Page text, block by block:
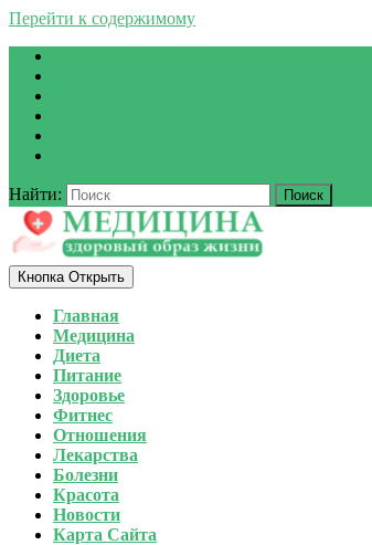
Перейти к содержимому
Найти:
Кнопка Открыть
Главная
Медицина
Диета
Питание
Здоровье
Фитнес
Отношения
Лекарства
Болезни
Красота
Новости
Карта Сайта